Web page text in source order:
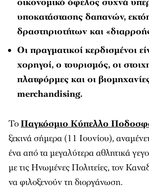
υποκατάστασης δαπανών,
δραστηριοτήτων και
Οι πραγματικοί κερδισμένοι
χορηγοί, ο τουρισμός, οι
πλατφόρμες και οι
merchandising.
ΤοΠαγκόσμιο Κύπελλο
ξεκινά σήμερα (11 Ιουνίου),
ένα από τα μεγαλύτερα αθλητικά
με τις Ηνωμένες Πολιτείες, τον
να φιλοξενούν τη διοργάνωση.